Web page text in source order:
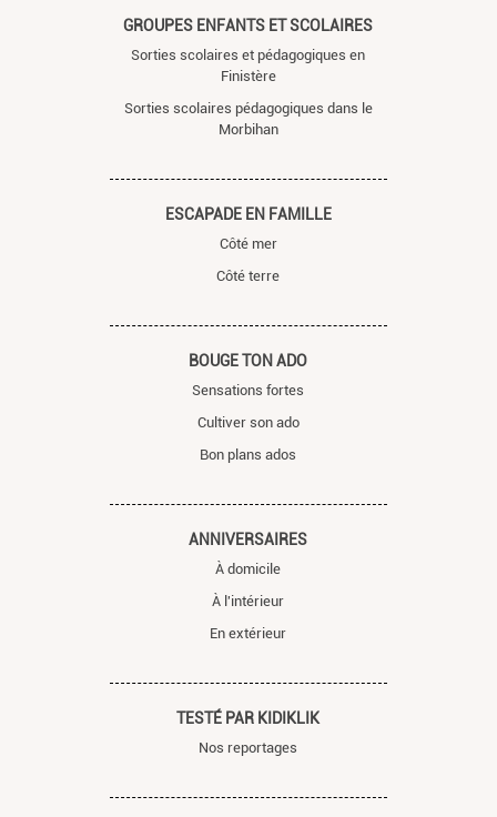
GROUPES ENFANTS ET SCOLAIRES
Sorties scolaires et pédagogiques en
Finistère
Sorties scolaires pédagogiques dans le
Morbihan
ESCAPADE EN FAMILLE
Côté mer
Côté terre
BOUGE TON ADO
Sensations fortes
Cultiver son ado
Bon plans ados
ANNIVERSAIRES
À domicile
À l'intérieur
En extérieur
TESTÉ PAR KIDIKLIK
Nos reportages